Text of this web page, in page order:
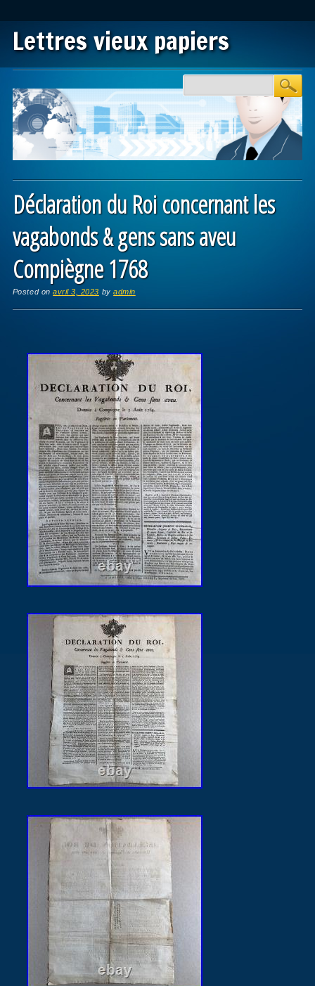
Lettres vieux papiers
Main menu
Déclaration du Roi concernant les
vagabonds & gens sans aveu
Compiègne 1768
Posted onavril 3, 2023 byadmin